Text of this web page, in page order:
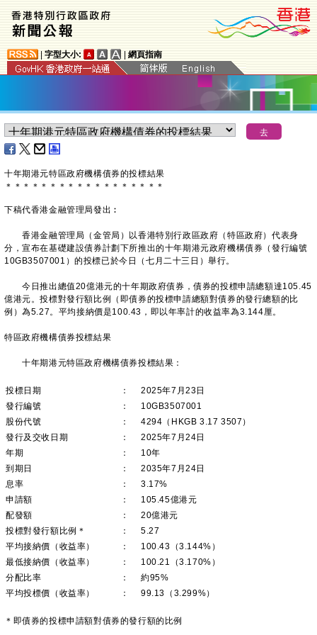
字型大小: 網頁指南
十年期港元特區政府機構債券的投標結果
＊ ＊ ＊ ＊ ＊ ＊ ＊ ＊ ＊ ＊ ＊ ＊ ＊ ＊ ＊ ＊ ＊ ＊
下稿代香港金融管理局發出︰
香港金融管理局（金管局）以香港特別行政區政府（特區政府）代表身
分，宣布在基礎建設債券計劃下所推出的十年期港元政府機構債券（發行編號
10GB3507001）的投標已於今日（七月二十三日）舉行。
今日推出總值20億港元的十年期政府債券，債券的投標申請總額達105.45
億港元。投標對發行額比例（即債券的投標申請總額對債券的發行總額的比
例）為5.27。平均接納價是100.43，即以年率計的收益率為3.144厘。
特區政府機構債券投標結果
十年期港元特區政府機構債券投標結果：
投標日期 ：
2025年7月23日
發行編號
：
10GB3507001
股份代號
：
4294（HKGB 3.17 3507）
發行及交收日期
：
2025年7月24日
年期
：
10年
到期日
：
2035年7月24日
息率
：
3.17%
申請額
：
105.45億港元
配發額
：
20億港元
投標對發行額比例＊
：
5.27
平均接納價（收益率）
：
100.43（3.144%）
最低接納價（收益率）
：
100.21（3.170%）
分配比率
：
約95%
平均投標價（收益率）
： 99.13（3.299%）
＊即債券的投標申請額對債券的發行額的比例